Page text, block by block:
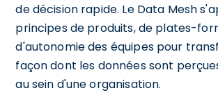
de décision rapide. Le Data Mesh
principes de produits, de plates-
d'autonomie des équipes pour
façon dont les données sont
au sein d'une organisation.